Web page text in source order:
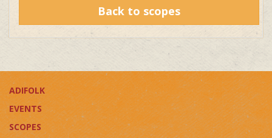
Back to scopes
ADIFOLK
EVENTS
SCOPES